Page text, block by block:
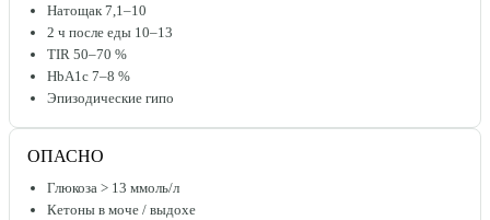
Натощак 7,1–10
2 ч после еды 10–13
TIR 50–70 %
HbA1c 7–8 %
Эпизодические гипо
ОПАСНО
Глюкоза > 13 ммоль/л
Кетоны в моче / выдохе